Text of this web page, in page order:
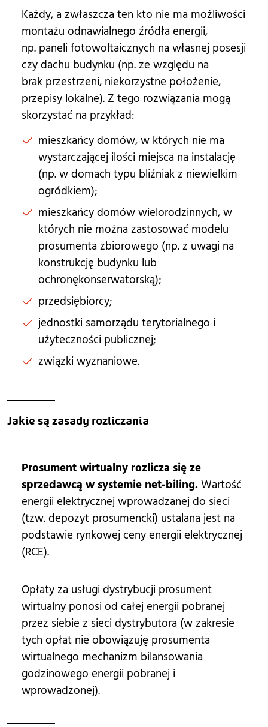
Każdy, a zwłaszcza ten kto nie ma możliwości
montażu odnawialnego źródła energii,
np. paneli fotowoltaicznych na własnej posesji
czy dachu budynku (np. ze względu na
brak przestrzeni, niekorzystne położenie,
przepisy lokalne). Z tego rozwiązania mogą
skorzystać na przykład:
mieszkańcy domów, w których nie ma
wystarczającej ilości miejsca na instalację
(np. w domach typu bliźniak z niewielkim
ogródkiem);
mieszkańcy domów wielorodzinnych, w
których nie można zastosować modelu
prosumenta zbiorowego (np. z uwagi na
konstrukcję budynku lub
ochronękonserwatorską);
przedsiębiorcy;
jednostki samorządu terytorialnego i
użyteczności publicznej;
związki wyznaniowe.
Jakie są zasady rozliczania
Prosument wirtualny rozlicza się ze
sprzedawcą w systemie net-biling. Wartość
energii elektrycznej wprowadzanej do sieci
(tzw. depozyt prosumencki) ustalana jest na
podstawie rynkowej ceny energii elektrycznej
(RCE).
Opłaty za usługi dystrybucji prosument
wirtualny ponosi od całej energii pobranej
przez siebie z sieci dystrybutora (w zakresie
tych opłat nie obowiązuję prosumenta
wirtualnego mechanizm bilansowania
godzinowego energii pobranej i
wprowadzonej).